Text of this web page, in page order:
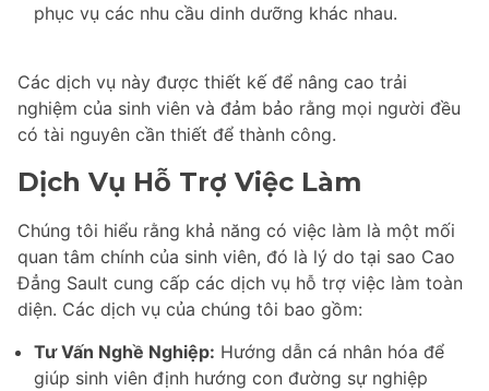
phục vụ các nhu cầu dinh dưỡng khác nhau.
Các dịch vụ này được thiết kế để nâng cao trải
nghiệm của sinh viên và đảm bảo rằng mọi người đều
có tài nguyên cần thiết để thành công.
Dịch Vụ Hỗ Trợ Việc Làm
Chúng tôi hiểu rằng khả năng có việc làm là một mối
quan tâm chính của sinh viên, đó là lý do tại sao Cao
Đẳng Sault cung cấp các dịch vụ hỗ trợ việc làm toàn
diện. Các dịch vụ của chúng tôi bao gồm:
Tư Vấn Nghề Nghiệp: Hướng dẫn cá nhân hóa để
giúp sinh viên định hướng con đường sự nghiệp